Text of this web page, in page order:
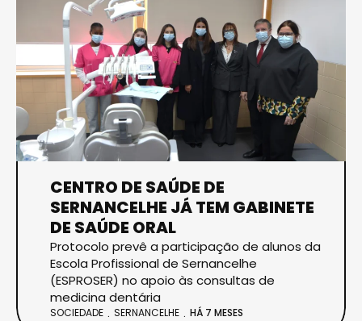
CENTRO DE SAÚDE DE
SERNANCELHE JÁ TEM GABINETE
DE SAÚDE ORAL
Protocolo prevê a participação de alunos da
Escola Profissional de Sernancelhe
(ESPROSER) no apoio às consultas de
medicina dentária
SOCIEDADE SERNANCELHE HÁ 7 MESES